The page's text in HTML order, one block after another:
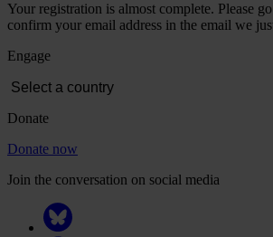
Your registration is almost complete. Please
confirm your email address in the email we
Engage
Donate
Donate now
Join the conversation on social media